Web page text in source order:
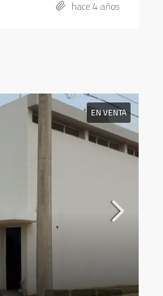
hace 4 años
EN VENTA